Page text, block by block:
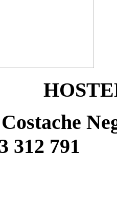
Costache
312 791